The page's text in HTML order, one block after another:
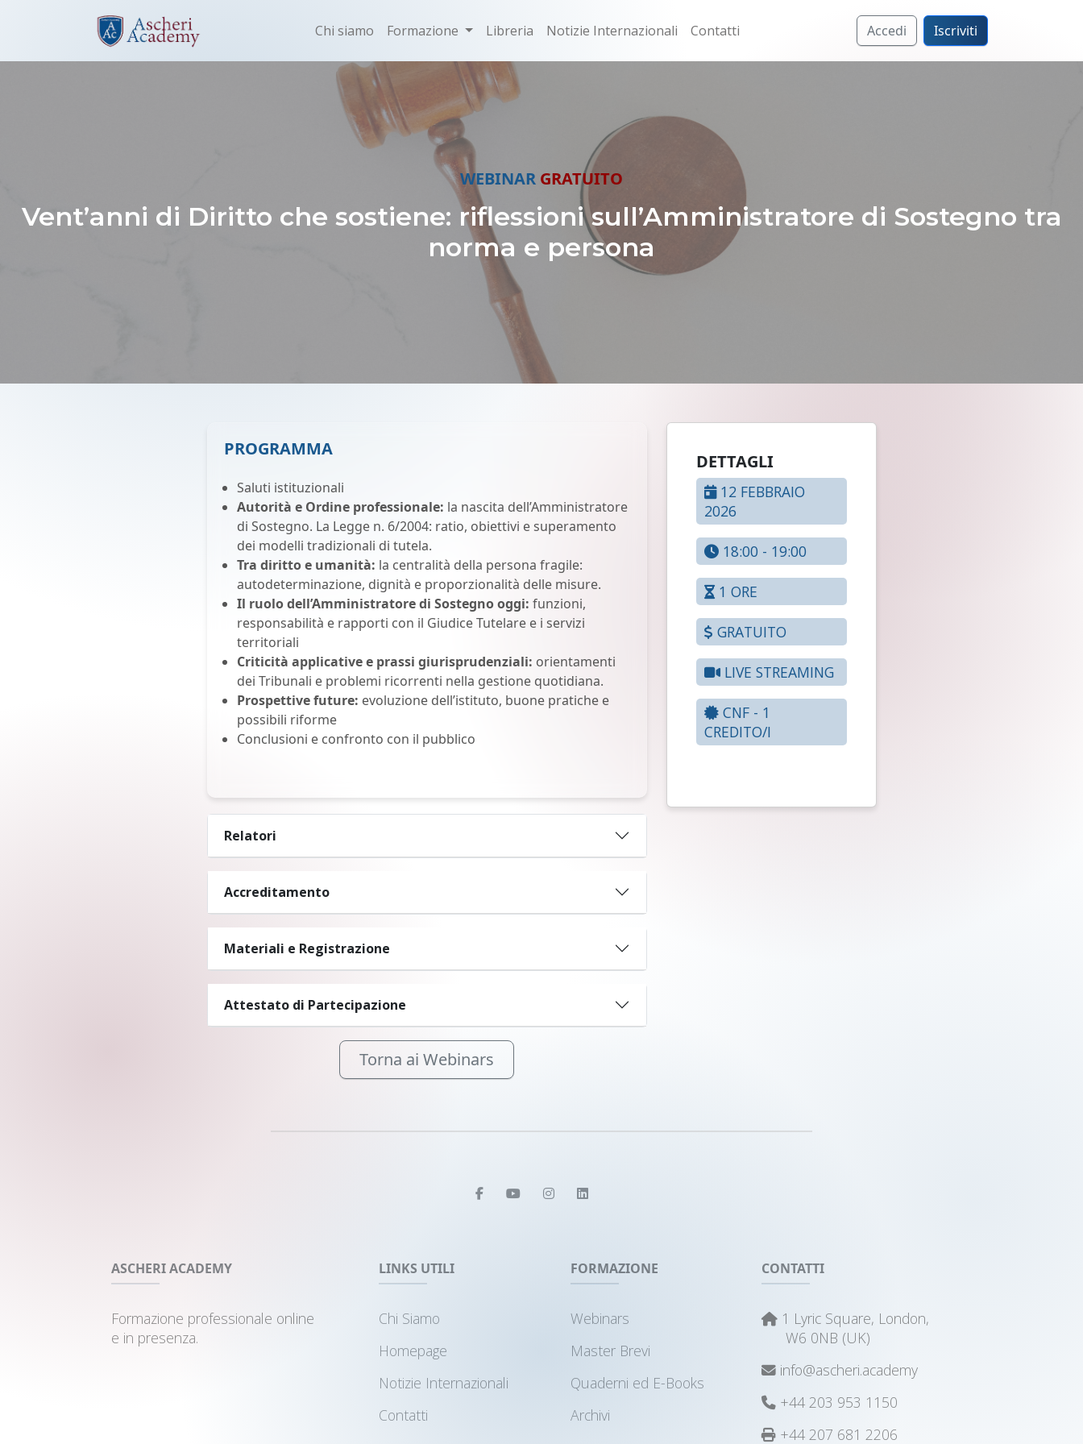
Chi siamo Formazione Libreria Notizie Internazionali Contatti Accedi Iscriviti
WEBINAR GRATUITO
Vent’anni di Diritto che sostiene: riflessioni sull’Amministratore di Sostegno tra
norma e persona
PROGRAMMA
Saluti istituzionali
Autorità e Ordine professionale: la nascita dell’Amministratore
di Sostegno. La Legge n. 6/2004: ratio, obiettivi e superamento
dei modelli tradizionali di tutela.
Tra diritto e umanità: la centralità della persona fragile:
autodeterminazione, dignità e proporzionalità delle misure.
Il ruolo dell’Amministratore di Sostegno oggi: funzioni,
responsabilità e rapporti con il Giudice Tutelare e i servizi
territoriali
Criticità applicative e prassi giurisprudenziali: orientamenti
dei Tribunali e problemi ricorrenti nella gestione quotidiana.
Prospettive future: evoluzione dell’istituto, buone pratiche e
possibili riforme
Conclusioni e confronto con il pubblico
Relatori
Accreditamento
Materiali e Registrazione
Attestato di Partecipazione
Torna ai Webinars
DETTAGLI
12 FEBBRAIO
2026
18:00 - 19:00
1 ORE
GRATUITO
LIVE STREAMING
CNF - 1
CREDITO/I
ASCHERI ACADEMY
Formazione professionale online
e in presenza.
LINKS UTILI
Chi Siamo
Homepage
Notizie Internazionali
Contatti
FORMAZIONE
Webinars
Master Brevi
Quaderni ed E-Books
Archivi
CONTATTI
1 Lyric Square, London,
W6 0NB (UK)
info@ascheri.academy
+44 203 953 1150
+44 207 681 2206